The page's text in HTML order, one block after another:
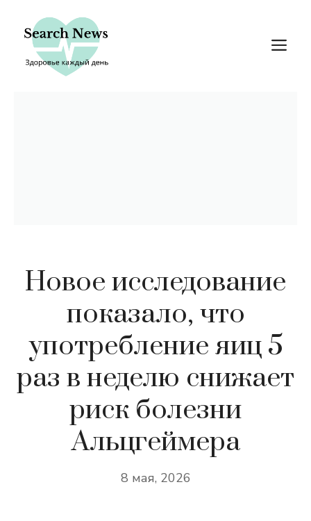
содержимому
Новое исследование
показало, что
употребление яиц 5
раз в неделю снижает
риск болезни
Альцгеймера
8 мая, 2026